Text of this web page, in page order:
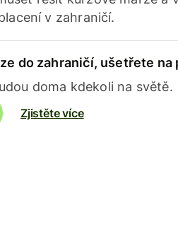
v zahraničí.
do zahraničí, ušetřete na
doma kdekoli na světě.
Zjistěte více